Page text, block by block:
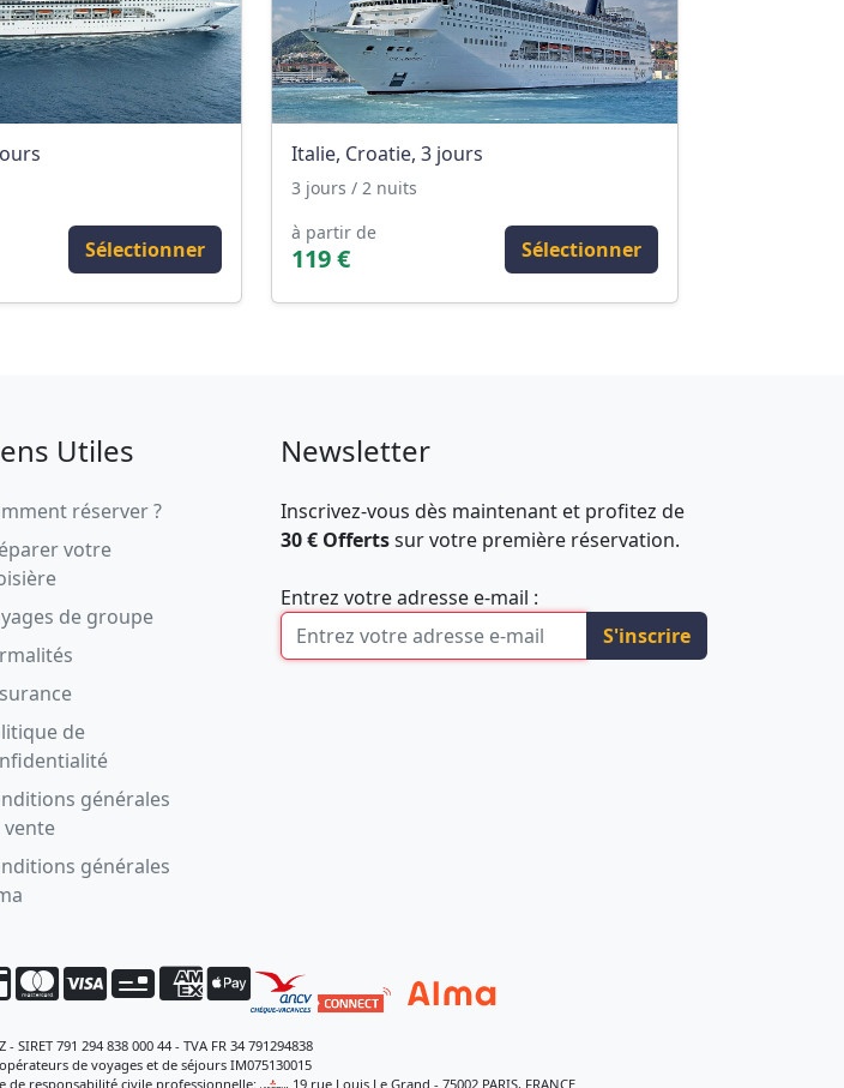
Sélectionner
Italie, Croatie, 3 jours
3 jours / 2 nuits
à partir de
119 € Sélectionner
Utiles
réserver ?
votre
de groupe
de
générales
vente
générales
Newsletter
Inscrivez-vous dès maintenant et profitez de
30 € Offertssur votre première réservation.
Entrez votre adresse e-mail :
S'inscrire
SIRET 791 294 838 000 44 - TVA FR 34 791294838
de voyages et de séjours IM075130015
de responsabilité civile professionnelle: , 19 rue Louis Le Grand - 75002 PARIS, FRANCE